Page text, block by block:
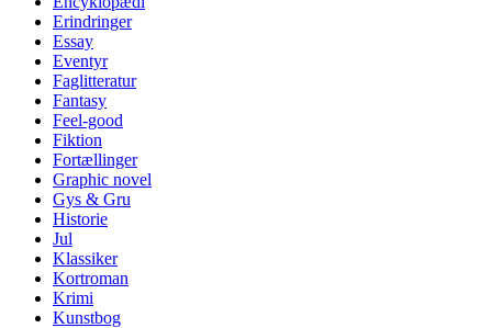
Erindringer
Essay
Eventyr
Faglitteratur
Fantasy
Feel-good
Fiktion
Fortællinger
Graphic novel
Gys & Gru
Historie
Jul
Klassiker
Kortroman
Krimi
Kunstbog